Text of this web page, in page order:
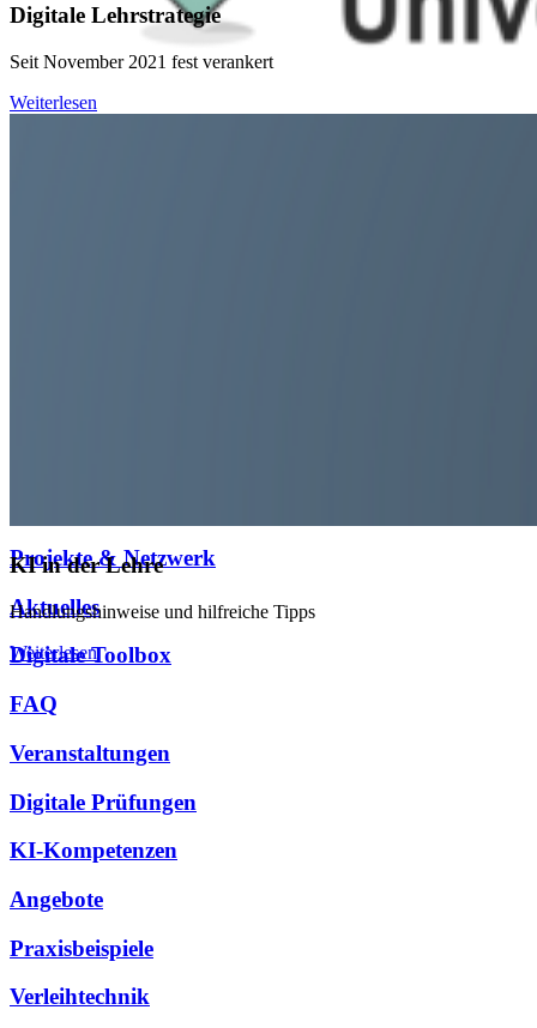
Digitale Lehrstrategie
Seit November 2021 fest verankert
Weiterlesen
KI in der Lehre
Handlungshinweise und hilfreiche Tipps
Weiterlesen
Projekte & Netzwerk
Aktuelles
Digitale Toolbox
FAQ
Veranstaltungen
Digitale Prüfungen
KI-Kompetenzen
Angebote
Praxisbeispiele
Verleihtechnik